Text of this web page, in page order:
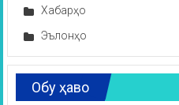
Хабарҳо
Эълонҳо
Обу ҳаво